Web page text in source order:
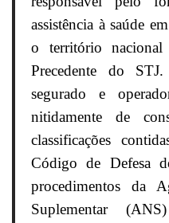
assistência à saúde
o território nacional
Precedente do
segurado e
nitidamente de
classificações
Código de Defesa
procedimentos da
Suplementar